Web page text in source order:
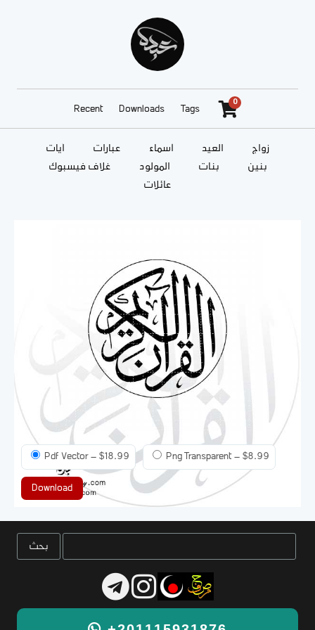
Recent Downloads Tags
0
آيات عبارات أسماء العيد
زواج
غلاف فيسبوك
المولود بنات
بنين
عائلات
Png Transparent– $8.99
Pdf Vector– $18.99
Download